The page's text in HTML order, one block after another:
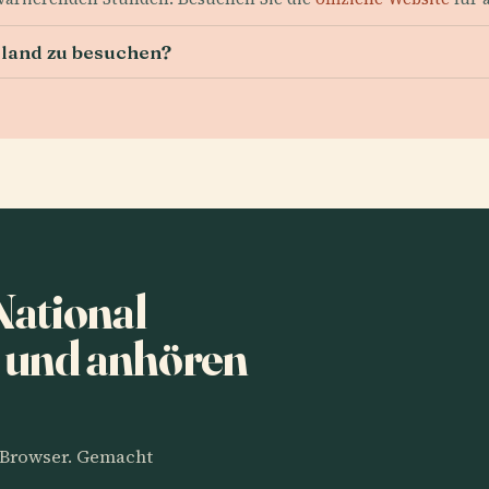
zu besuchen?
anhören
Gemacht